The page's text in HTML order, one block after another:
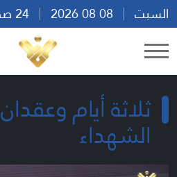
السبت
18:21
ثلاثة أيام
الشهداء